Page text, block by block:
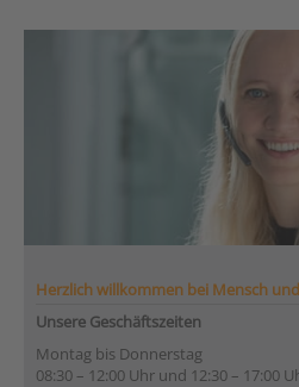
Herzlich willkommen bei Mensch
Unsere Geschäftszeiten
Montag bis Donnerstag
08:30 – 12:00 Uhr und 12:30 – 17:00